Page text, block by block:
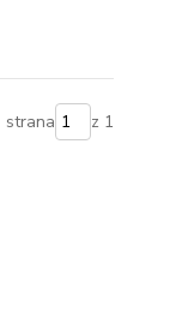
strana z 1